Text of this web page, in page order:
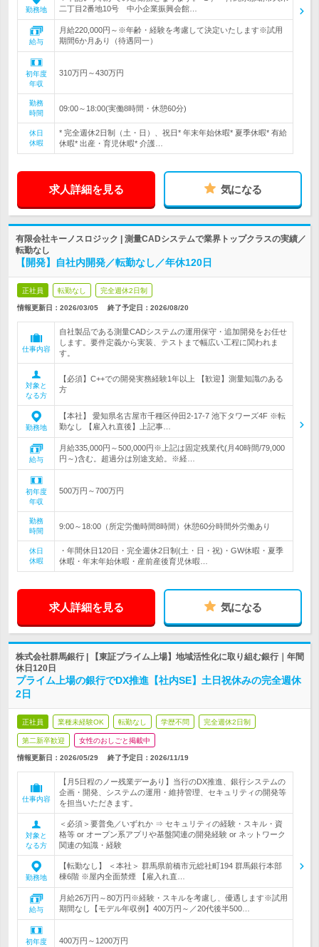
勤務地
二丁目2番地10号 中小企業振興会館…
給与
月給220,000円～※年齢・経験を考慮して決定いたします※試用
期間6か月あり（待遇同一）
初年度
年収
310万円～430万円
勤務
時間
09:00～18:00(実働8時間・休憩60分)
休日
休暇
* 完全週休2日制（土・日）、祝日* 年末年始休暇* 夏季休暇* 有給
休暇* 出産・育児休暇* 介護…
求人詳細を見る 気になる
有限会社キーノスロジック | 測量CADシステムで業界トップクラスの実績／
転勤なし
【開発】自社内開発／転勤なし／年休120日
正社員 転勤なし 完全週休2日制
情報更新日：2026/03/05 終了予定日： 2026/08/20
仕事内容
自社製品である測量CADシステムの運用保守・追加開発をお任せ
します。要件定義から実装、テストまで幅広い工程に関われま
す。
対象と
なる方
【必須】C++での開発実務経験1年以上 【歓迎】測量知識のある
方
勤務地
【本社】 愛知県名古屋市千種区仲田2-17-7 池下タワーズ4F ※転
勤なし 【雇入れ直後】上記事…
給与
月給335,000円～500,000円※上記は固定残業代(月40時間/79,000
円～)含む。超過分は別途支給。※経…
初年度
年収
500万円～700万円
勤務
時間
9:00～18:00（所定労働時間8時間）休憩60分時間外労働あり
休日
休暇
・年間休日120日・完全週休2日制(土・日・祝)・GW休暇・夏季
休暇・年末年始休暇・産前産後育児休暇…
求人詳細を見る 気になる
株式会社群馬銀行 | 【東証プライム上場】地域活性化に取り組む銀行｜年間
休日120日
プライム上場の銀行でDX推進【社内SE】土日祝休みの完全週休
2日
正社員 業種未経験OK 転勤なし 学歴不問 完全週休2日制
第二新卒歓迎 女性のおしごと掲載中
情報更新日：2026/05/29 終了予定日： 2026/11/19
仕事内容
【月5日程のノー残業デーあり】当行のDX推進、銀行システムの
企画・開発、システムの運用・維持管理、セキュリティの開発等
を担当いただきます。
対象と
なる方
＜必須＞要普免／いずれか ⇒ セキュリティの経験・スキル・資
格等 or オープン系アプリや基盤関連の開発経験 or ネットワーク
関連の知識・経験
勤務地
【転勤なし】 ＜本社＞ 群馬県前橋市元総社町194 群馬銀行本部
棟6階 ※屋内全面禁煙 【雇入れ直…
給与
月給26万円～80万円※経験・スキルを考慮し、優遇します※試用
期間なし【モデル年収例】400万円～／20代後半500…
初年度
400万円～1200万円